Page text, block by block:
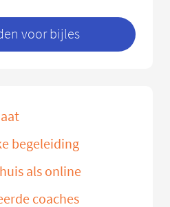
voor bijles
begeleiding
als online
coaches